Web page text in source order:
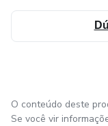
O conteúdo deste
Se você vir